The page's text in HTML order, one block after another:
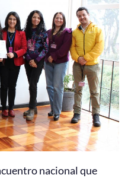
nacional que